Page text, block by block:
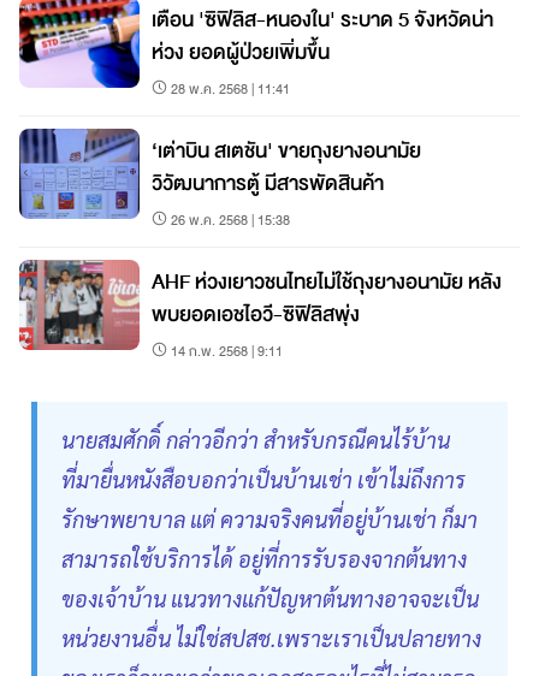
เตือน 'ซิฟิลิส-หนองใน' ระบาด 5 จังหวัดน่า
ห่วง ยอดผู้ป่วยเพิ่มขึ้น
28 พ.ค. 2568 | 11:41
‘เต่าบิน สเตชัน' ขายถุงยางอนามัย
วิวัฒนาการตู้ มีสารพัดสินค้า
26 พ.ค. 2568 | 15:38
AHF ห่วงเยาวชนไทยไม่ใช้ถุงยางอนามัย หลัง
พบยอดเอชไอวี-ซิฟิลิสพุ่ง
14 ก.พ. 2568 | 9:11
นายสมศักดิ์ กล่าวอีกว่า สำหรับกรณีคนไร้บ้าน
ที่มายื่นหนังสือบอกว่าเป็นบ้านเช่า เข้าไม่ถึงการ
รักษาพยาบาล แต่ ความจริงคนที่อยู่บ้านเช่า ก็มา
สามารถใช้บริการได้ อยู่ที่การรับรองจากต้นทาง
ของเจ้าบ้าน แนวทางแก้ปัญหาต้นทางอาจจะเป็น
หน่วยงานอื่น ไม่ใช่สปสช.เพราะเราเป็นปลายทาง